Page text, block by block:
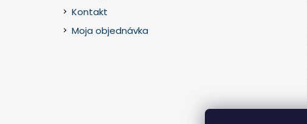
Kontakt
Moja objednávka